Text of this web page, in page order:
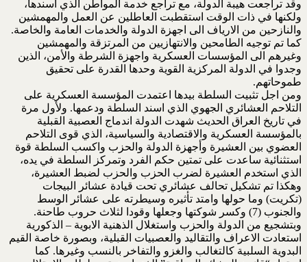
وقد تراجعت هيبة الدولة، مع تراجع خدمة المواطن الذي اسندها،
ولكنها في ذات الوقت استقطبت العاطلين عن العمل والمهمشين
والنازحين من الارياف الى اجهزة الدولة والخدمات العامة والخاصة.
كما تم توجيه الطامحين والانتهازيين من المرتزقة والمهمشين
وغيرهم الى المؤسسات العسكرية واجهزة الشرطة والأمن، الذين
وجدوا في الدولة المركزية القوية وحدها القدرة على تحقيق
طموحاتهم.
ومن اجل تثبيت السلطة بيدها اعتمدت المؤسسة العسكرية على
التلاحم العشائري الجهوي الذي اسند السلطة ودعمها. ولأول مرة
في تاريخ العراق الحديث شهدت الدولة اندماج العصبية القبلية
بالمؤسسة العسكرية والاقتصادية والسياسية، الذي قوى التلاحم
العضوي بين العشيرة وأجهزة الدولة والحزب واكسب السلطة قوة
استثنائية ساعدت على تمتين حكم الفرد وتمركز السلطة في يده،
الذي استخدم العشيرة لضرب الحزب والحزب لضبط العشيرة،
وهكذا تم تشكيل تحالف عشائري تحت قيادة عشائر البيجات
(تكريت) وما حولها وامتد تأثيره وسيطرته على عشائر الوسط
والجنوب (7) وكسر شوكتها وجعلها وقودا لثلاث حروب طاحنة.
وبتشجيع من الدولة والحزب واستغلال الذهنية الابوية – الذكورية
استعادت الاعراف والتقاليد والعصبيات القبلية، وبصورة خاصة القيم
البدوية السلبية كالتغالب والغزو والتفاخر بالنسب وغيرها. كما